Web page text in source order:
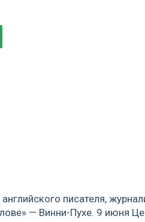
писателя,
— Винни-Пухе. 9 июня